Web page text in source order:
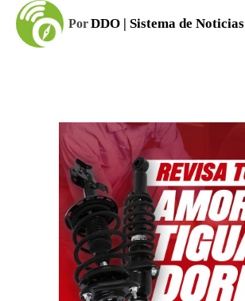
PorDDO | Sistema de Noticias